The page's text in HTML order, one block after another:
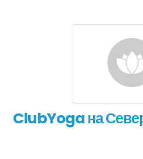
ClubYoga на